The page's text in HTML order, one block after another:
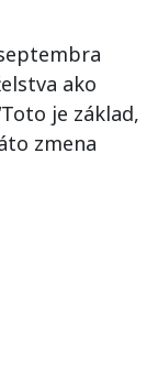
ako
je základ,
zmena